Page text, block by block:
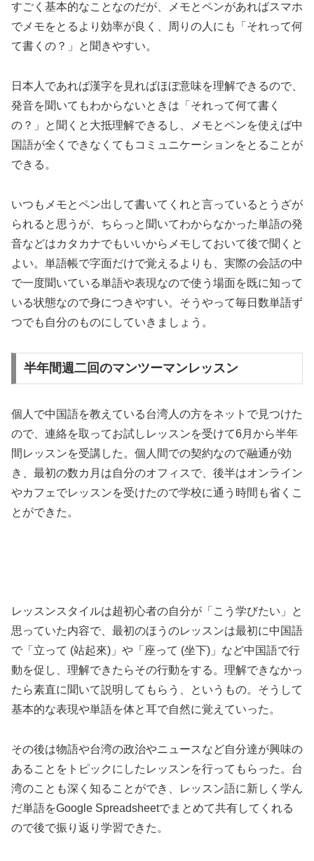
すごく基本的なことなのだが、メモとペンがあればスマホ
でメモをとるより効率が良く、周りの人にも「それって何
て書くの？」と聞きやすい。
日本人であれば漢字を見ればほぼ意味を理解できるので、
発音を聞いてもわからないときは「それって何て書く
の？」と聞くと大抵理解できるし、メモとペンを使えば中
国語が全くできなくてもコミュニケーションをとることが
できる。
いつもメモとペン出して書いてくれと言っているとうざが
られると思うが、ちらっと聞いてわからなかった単語の発
音などはカタカナでもいいからメモしておいて後で聞くと
よい。単語帳で字面だけで覚えるよりも、実際の会話の中
で一度聞いている単語や表現なので使う場面を既に知って
いる状態なので身につきやすい。そうやって毎日数単語ず
つでも自分のものにしていきましょう。
半年間週二回のマンツーマンレッスン
個人で中国語を教えている台湾人の方をネットで見つけた
ので、連絡を取ってお試しレッスンを受けて6月から半年
間レッスンを受講した。個人間での契約なので融通が効
き、最初の数カ月は自分のオフィスで、後半はオンライン
やカフェでレッスンを受けたので学校に通う時間も省くこ
とができた。
レッスンスタイルは超初心者の自分が「こう学びたい」と
思っていた内容で、最初のほうのレッスンは最初に中国語
で「立って (站起來)」や「座って (坐下)」など中国語で行
動を促し、理解できたらその行動をする。理解できなかっ
たら素直に聞いて説明してもらう、というもの。そうして
基本的な表現や単語を体と耳で自然に覚えていった。
その後は物語や台湾の政治やニュースなど自分達が興味の
あることをトピックにしたレッスンを行ってもらった。台
湾のことも深く知ることができ、レッスン語に新しく学ん
だ単語をGoogle Spreadsheetでまとめて共有してくれる
ので後で振り返り学習できた。